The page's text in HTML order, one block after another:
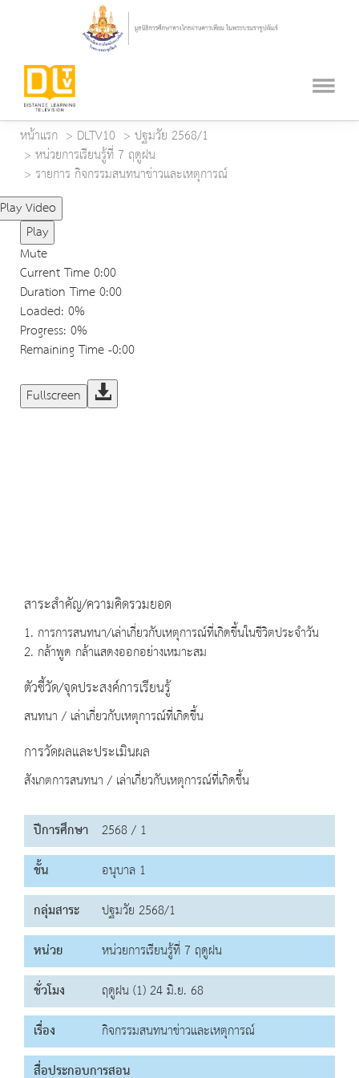
หน้าแรก DLTV10
ปฐมวัย 2568/1
หน่วยการเรียนรู้ที่ 7 ฤดูฝน
รายการ กิจกรรมสนทนาข่าวและเหตุการณ์
Play Video
Play
Mute
Current Time0:00
Duration Time0:00
Loaded: 0%
Progress: 0%
Remaining Time-0:00
Fullscreen
สาระสำคัญ/ความคิดรวมยอด
1. การการสนทนา/เล่าเกี่ยวกับเหตุการณ์ที่เกิดขึ้นในชีวิตประจำวัน
2. กล้าพูด กล้าแสดงออกอย่างเหมาะสม
ตัวชี้วัด/จุดประสงค์การเรียนรู้
สนทนา / เล่าเกี่ยวกับเหตุการณ์ที่เกิดขึ้น
การวัดผลและประเมินผล
สังเกตการสนทนา / เล่าเกี่ยวกับเหตุการณ์ที่เกิดขึ้น
ปีการศึกษา 2568 / 1
ชั้น
อนุบาล 1
กลุ่มสาระ
ปฐมวัย 2568/1
หน่วย
หน่วยการเรียนรู้ที่ 7 ฤดูฝน
ชั่วโมง
ฤดูฝน (1) 24 มิ.ย. 68
เรื่อง
กิจกรรมสนทนาข่าวและเหตุการณ์
สื่อประกอบการสอน